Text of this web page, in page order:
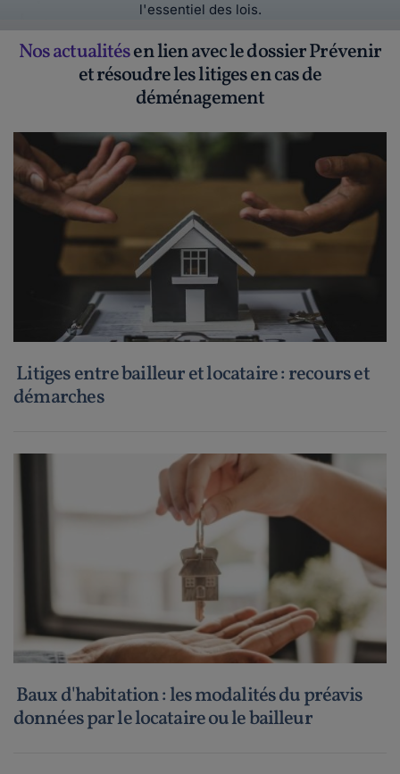
l'essentiel des lois.
Nos actualitésen lien avec le dossier Prévenir
et résoudre les litiges en cas de
déménagement
Litiges entre bailleur et locataire : recours et
démarches
Baux d'habitation : les modalités du préavis
données par le locataire ou le bailleur